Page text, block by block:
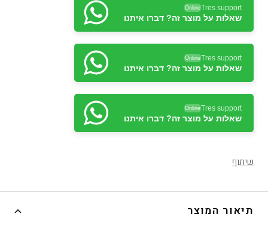
Tres support
Online
שאלות על מוצר זה? דברו איתנו
Tres support
Online
שאלות על מוצר זה? דברו איתנו
Tres support
Online
שאלות על מוצר זה? דברו איתנו
Tres support
שאלות על מוצר זה? דברו איתנו
שיתוף